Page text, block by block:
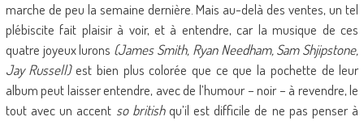
marche de peu la semaine dernière. Mais au-delà des ventes, un tel
plébiscite fait plaisir à voir, et à entendre, car la musique de ces
quatre joyeux lurons (James Smith, Ryan Needham, Sam Shjipstone,
Jay Russell)est bien plus colorée que ce que la pochette de leur
album peut laisser entendre, avec de l’humour – noir – à revendre, le
tout avec un accent so britishqu’il est difficile de ne pas penser à